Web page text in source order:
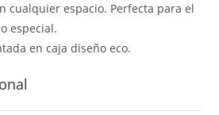
cualquier espacio. Perfecta para el
especial.
en caja diseño eco.